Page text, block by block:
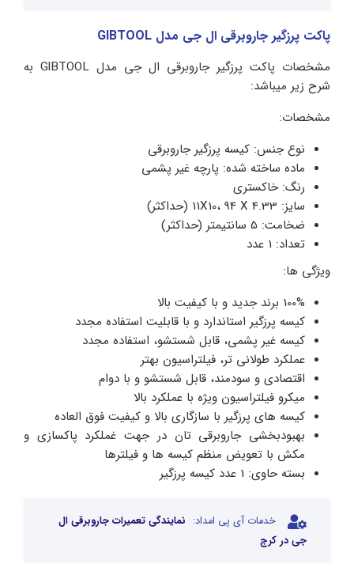
پاکت پرزگیر جاروبرقی ال جی مدل GlBTOOL
مشخصات پاکت پرزگیر جاروبرقی ال جی مدل GlBTOOL به
شرح زیر میباشد:
مشخصات:
نوع جنس: کیسه پرزگیر جاروبرقی
ماده ساخته شده: پارچه غیر پشمی
رنگ: خاکستری
سایز: 11X10، 94 X 4.33 (حداکثر)
ضخامت: 5 سانتیمتر (حداکثر)
تعداد: 1 عدد
ویژگی ها:
100% برند جدید و با کیفیت بالا
کیسه پرزگیر استاندارد و با قابلیت استفاده مجدد
کیسه غیر پشمی، قابل شستشو، استفاده مجدد
عملکرد طولانی تر، فیلتراسیون بهتر
اقتصادی و سودمند، قابل شستشو و با دوام
میکرو فیلتراسیون ویژه با عملکرد بالا
کیسه های پرزگیر با سازگاری بالا و کیفیت فوق العاده
بهبودبخشی جاروبرقی تان در جهت غملکرد پاکسازی و
مکش با تعویض منظم کیسه ها و فیلترها
بسته حاوی: 1 عدد کیسه پرزگیر
خدمات آی پی امداد: نمایندگی تعمیرات جاروبرقی ال
جی در کرج